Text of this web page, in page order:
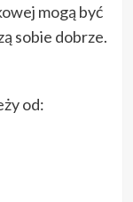
mogą być
sobie dobrze.
od: